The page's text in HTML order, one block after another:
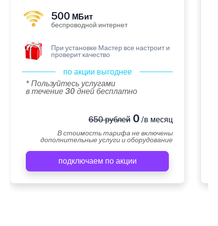
500 МБит
беспроводной интернет
При установке Мастер все настроит и
проверит качество
по акции выгоднее
* Пользуйтесь услугами
в течение 30 дней бесплатно
650 рублей0 /в месяц
В стоимость тарифа не включены
дополнительные услуги и оборудование
подключаем по акции